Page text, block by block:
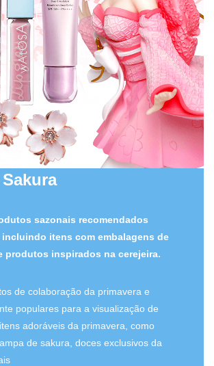
sazonais recomendados
itens com embalagens de
produtos inspirados na cerejeira.
de colaboração da primavera e
populares para a visualização de
adoráveis da primavera, como
de sakura, doces exclusivos da